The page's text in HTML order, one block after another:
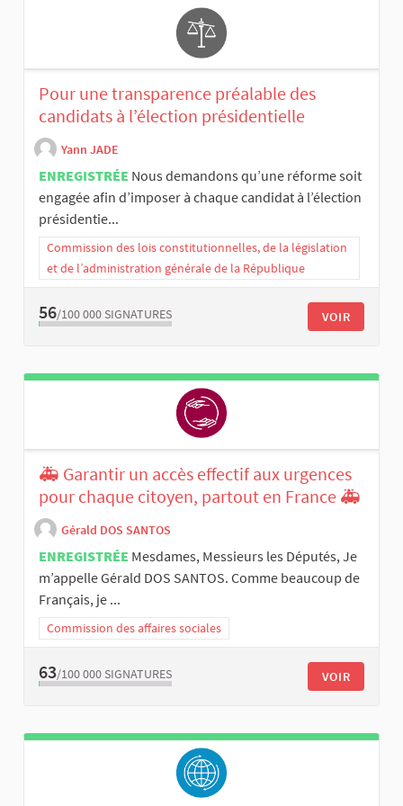
Pour une transparence préalable des
candidats à l’élection présidentielle
Yann JADE
ENREGISTRÉE Nous demandons qu’une réforme soit
engagée afin d’imposer à chaque candidat à l’élection
présidentie...
Commission des lois constitutionnelles, de la législation
et de l’administration générale de la République
56/100 000 SIGNATURES VOIR
🚑 Garantir un accès effectif aux urgences
pour chaque citoyen, partout en France 🚑
Gérald DOS SANTOS
ENREGISTRÉE Mesdames, Messieurs les Députés, Je
m’appelle Gérald DOS SANTOS. Comme beaucoup de
Français, je ...
Commission des affaires sociales
63/100 000 SIGNATURES VOIR